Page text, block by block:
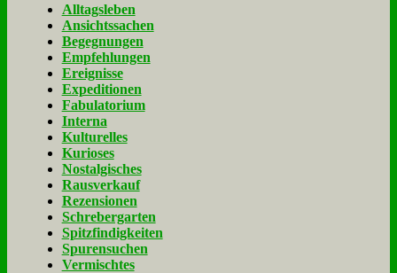
Alltagsleben
Ansichtssachen
Begegnungen
Empfehlungen
Ereignisse
Expeditionen
Fabulatorium
Interna
Kulturelles
Kurioses
Nostalgisches
Rausverkauf
Rezensionen
Schrebergarten
Spitzfindigkeiten
Spurensuchen
Vermischtes